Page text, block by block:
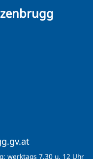
werktags 7.30 u. 12 Uhr